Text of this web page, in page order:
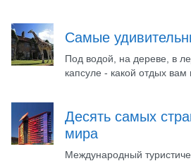
Самые
Под водой, на дереве, в
капсуле - какой отдых вам
Десять самых
мира
Международный